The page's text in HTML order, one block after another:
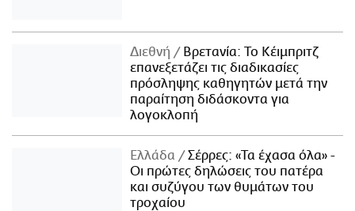
Διεθνή
Βρετανία: Το Κέιμπριτζ
επανεξετάζει τις διαδικασίες
πρόσληψης καθηγητών μετά την
παραίτηση διδάσκοντα για
λογοκλοπή
Ελλάδα
Σέρρες: «Τα έχασα όλα» -
Οι πρώτες δηλώσεις του πατέρα
και συζύγου των θυμάτων του
τροχαίου